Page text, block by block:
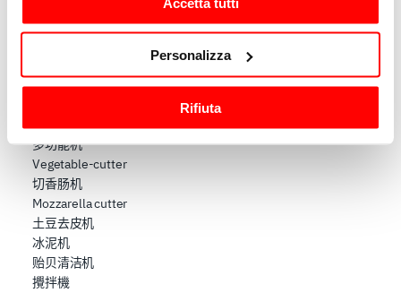
raccogliere informazioni sulla tua posizione
geografica, con un'approssimazione di qualche
Identificare il tuo dispositivo, scansionandolo
attivamente alla ricerca di caratteristiche specifiche
(impronte digitali).
Approfondisci come vengono elaborati i tuoi dati personali
e imposta le tue preferenze nella
modificare o ritirare il tuo consenso in qualsiasi momento
dalla Dichiarazione sui cookie.
Personalizza
Rifiuta
低速榨汁机
Ice spaghetti
奶昔机
多功能机
Vegetable-cutter
切香肠机
Mozzarella cutter
土豆去皮机
冰泥机
贻贝清洁机
攪拌機